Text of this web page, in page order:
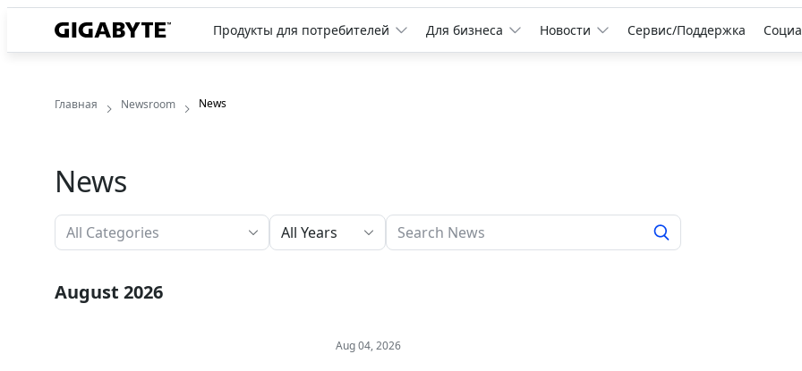
Продукты для потребителей Для бизнеса Новости Сервис/Поддержка
Главная Newsroom News
News
All Years
August 2026
Aug 04, 2026